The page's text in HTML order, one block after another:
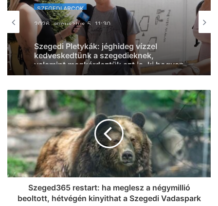
SZEGEDI ARCOK
2026, augusztus 5. 07:37
“Tud időzíteni” – megszületett
Szabados Ági első gyermeke
Szeged365 restart: ha meglesz a négymillió
beoltott, hétvégén kinyithat a Szegedi Vadaspark